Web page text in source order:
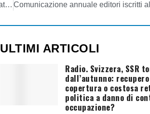
Compravendite impianti di radiodiffusione sonora effettuate prima del 30/11/1993 (termine di cui all’ art 4 c. 3 L. 422/93) tra soggetti autorizzati alla prosecuzione dell’attività ex art. 32 L. 223/90 nelle more della valutazione delle domande di concessione presentate ai sensi e per gli effetti della medesima fonte giuridica
ULTIMI ARTICOLI
Radio. Svizzera, SSR
dall’autunno:
copertura o costosa
politica a danno di
occupazione?